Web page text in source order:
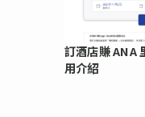
訂酒店賺 ANA
用介紹